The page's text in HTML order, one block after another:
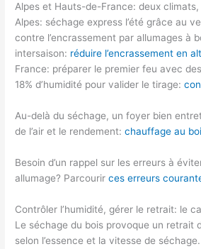
Alpes et Hauts-de-France: deux
Alpes: séchage express l’été grâce au
contre l’encrassement par allumages à
intersaison: réduire l’encrassement en
France: préparer le premier feu avec
18% d’humidité pour valider le tirage:
Au-delà du séchage, un foyer bien
de l’air et le rendement:chauffage au
Besoin d’un rappel sur les erreurs à
allumage? Parcourirces erreurs
Contrôler l’humidité, gérer le retrait: le
Le séchage du bois provoque un retrait
selon l’essence et la vitesse de